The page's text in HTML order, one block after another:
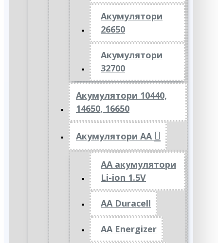
Акумулятори
26650
Акумулятори
32700
Акумулятори 10440,
14650, 16650
Акумулятори АА
AA акумулятори
Li-ion 1.5V
AA Duracell
AA Energizer